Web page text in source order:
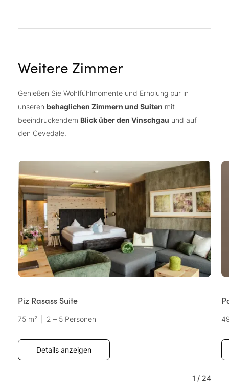
Weitere Zimmer
Genießen Sie Wohlfühlmomente und Erholung pur in
unseren behaglichen Zimmern und Suiten mit
beeindruckendem Blick über den Vinschgau und auf
den Cevedale.
Piz Rasass Suite
75 m² 2 – 5 Personen
Details anzeigen
1 / 24